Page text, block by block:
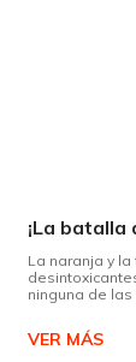
¡La
La naranja y
ninguna de
VER MÁS